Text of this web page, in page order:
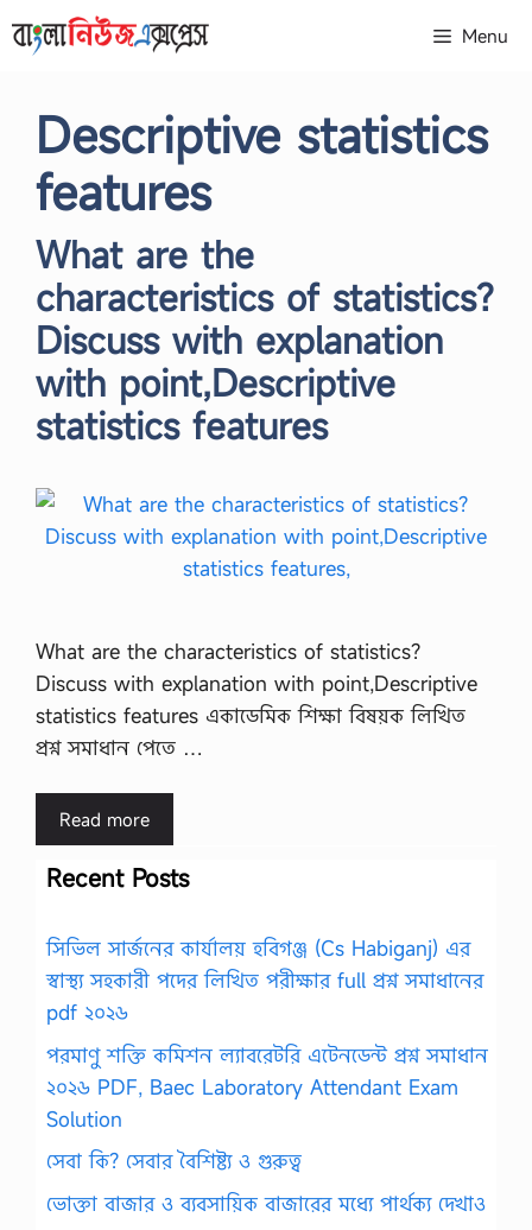
to
Menu
Descriptive statistics
features
What are the
characteristics of statistics?
Discuss with explanation
with point,Descriptive
statistics features
What are the characteristics of statistics?
Discuss with explanation with point,Descriptive
statistics features একাডেমিক শিক্ষা বিষয়ক লিখিত
প্রশ্ন সমাধান পেতে …
Read more
Recent Posts
সিভিল সার্জনের কার্যালয় হবিগঞ্জ (Cs Habiganj) এর
স্বাস্থ্য সহকারী পদের লিখিত পরীক্ষার full প্রশ্ন সমাধানের
pdf ২০২৬
পরমাণু শক্তি কমিশন ল্যাবরেটরি এটেনডেন্ট প্রশ্ন সমাধান
২০২৬ PDF, Baec Laboratory Attendant Exam
Solution
সেবা কি? সেবার বৈশিষ্ট্য ও গুরুত্ব
ভোক্তা বাজার ও ব্যবসায়িক বাজারের মধ্যে পার্থক্য দেখাও